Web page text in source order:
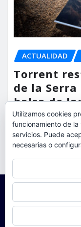
ACTUALIDAD
Torrent
de la
balsa de
lluvias
torrent al dia
Utilizamos cookies
funcionamiento de
servicios. Puede
necesarias o
Para obtener más